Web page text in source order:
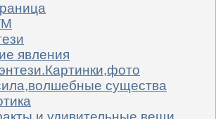
явления
существа